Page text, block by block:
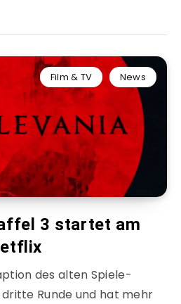
Film & TV News
3 startet am
des alten Spiele-
Runde und hat mehr